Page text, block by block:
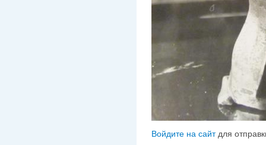
Войдите на сайтдля